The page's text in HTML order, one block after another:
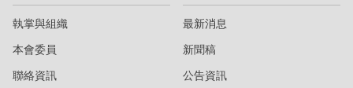
執掌與組織
本會委員
聯絡資訊
最新消息
新聞稿
公告資訊